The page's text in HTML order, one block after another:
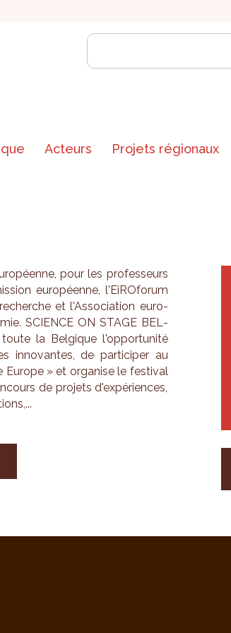
Acteurs Projets régionaux
pour les pro­fes­seurs
euro­péenne, l'Ei­RO­fo­rum
et l'As­so­cia­tion euro­
SCIENCE ON STAGE BEL­
la Bel­gique l'op­por­tu­nité
inno­vantes, de par­ti­ci­per au
Europe » et orga­nise le fes­ti­val
de pro­jets d'ex­pé­riences,